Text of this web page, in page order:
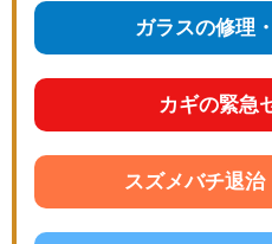
ガラスの修理
カギの緊急
スズメバチ退